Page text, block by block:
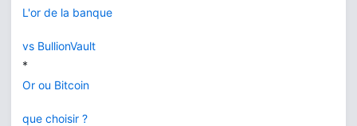
L'or de la banque
vs BullionVault
*
Or ou Bitcoin
que choisir ?